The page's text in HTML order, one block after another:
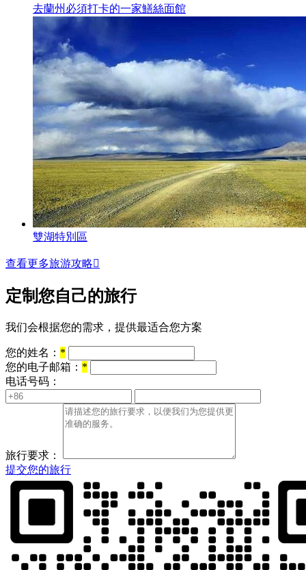
去蘭州必須打卡的一家鱔絲面館
雙湖特別區
查看更多旅游攻略
定制您自己的旅行
我们会根据您的需求，提供最适合您方案
您的姓名： *
您的电子邮箱： *
电话号码：
旅行要求：
提交您的旅行